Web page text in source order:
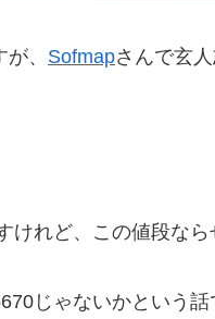
、 Sofmapさんで玄
けれど、この値段な
じゃないかという話